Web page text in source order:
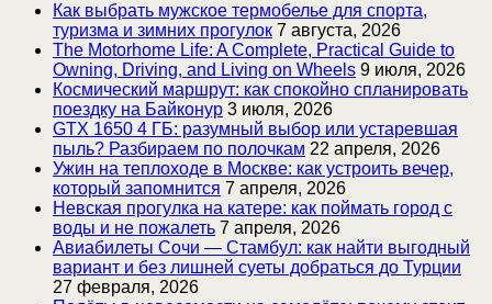
Как выбрать мужское термобелье для спорта,
туризма и зимних прогулок 7 августа, 2026
The Motorhome Life: A Complete, Practical Guide to
Owning, Driving, and Living on Wheels 9 июля, 2026
Космический маршрут: как спокойно спланировать
поездку на Байконур 3 июля, 2026
GTX 1650 4 ГБ: разумный выбор или устаревшая
пыль? Разбираем по полочкам 22 апреля, 2026
Ужин на теплоходе в Москве: как устроить вечер,
который запомнится 7 апреля, 2026
Невская прогулка на катере: как поймать город с
воды и не пожалеть 7 апреля, 2026
Авиабилеты Сочи — Стамбул: как найти выгодный
вариант и без лишней суеты добраться до Турции
27 февраля, 2026